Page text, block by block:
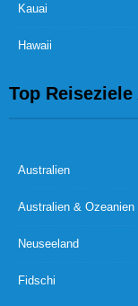
Kauai
Hawaii
Top
Australien
Australien & Ozeanien
Neuseeland
Fidschi